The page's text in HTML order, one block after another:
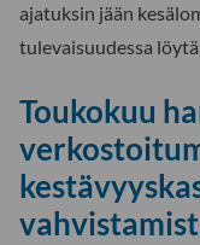
ajatuksin jään
tulevaisuudessa
Toukokuu